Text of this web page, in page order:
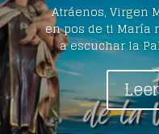
Atráenos, Virgen
en pos de ti María
a escuchar la